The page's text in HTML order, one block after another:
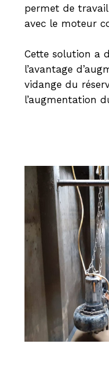
permet de
avec le moteur
Cette solution a
l’avantage
vidange du
l’augmentation